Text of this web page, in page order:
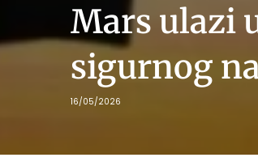
Mars ulazi
sigurnog
16/05/2026